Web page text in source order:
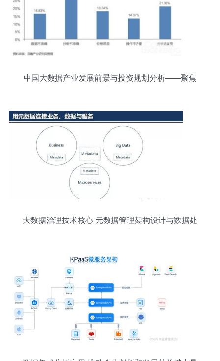
中国大数据产业发展前景与投资规划分析——聚焦
大数据治理技术核心 元数据管理架构设计与数据处